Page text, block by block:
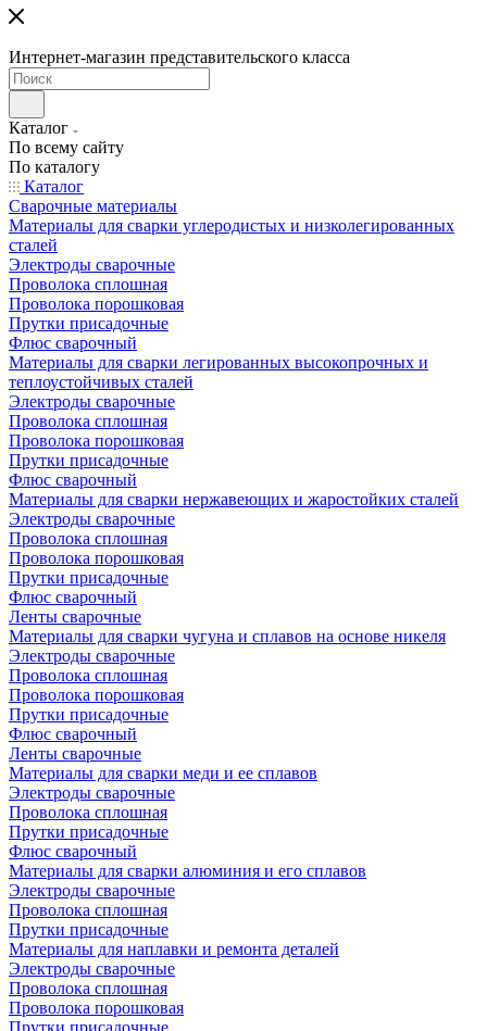
Интернет-магазин представительского класса
Каталог
По всему сайту
По каталогу
Каталог
Сварочные материалы
Материалы для сварки углеродистых и низколегированных
сталей
Электроды сварочные
Проволока сплошная
Проволока порошковая
Прутки присадочные
Флюс сварочный
Материалы для сварки легированных высокопрочных и
теплоустойчивых сталей
Электроды сварочные
Проволока сплошная
Проволока порошковая
Прутки присадочные
Флюс сварочный
Материалы для сварки нержавеющих и жаростойких сталей
Электроды сварочные
Проволока сплошная
Проволока порошковая
Прутки присадочные
Флюс сварочный
Ленты сварочные
Материалы для сварки чугуна и сплавов на основе никеля
Электроды сварочные
Проволока сплошная
Проволока порошковая
Прутки присадочные
Флюс сварочный
Ленты сварочные
Материалы для сварки меди и ее сплавов
Электроды сварочные
Проволока сплошная
Прутки присадочные
Флюс сварочный
Материалы для сварки алюминия и его сплавов
Электроды сварочные
Проволока сплошная
Прутки присадочные
Материалы для наплавки и ремонта деталей
Электроды сварочные
Проволока сплошная
Проволока порошковая
Прутки присадочные